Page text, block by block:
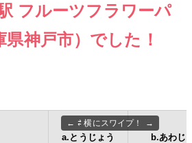
フルーツフラワーパ
神戸市）でした！
a.とうじょう b.あわじ
⇄ 横にスワイプ！